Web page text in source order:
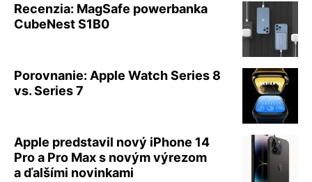
Recenzia: MagSafe powerbanka
CubeNest S1B0
Porovnanie: Apple Watch Series 8
vs. Series 7
Apple predstavil nový iPhone 14
Pro a Pro Max s novým výrezom
a ďalšími novinkami